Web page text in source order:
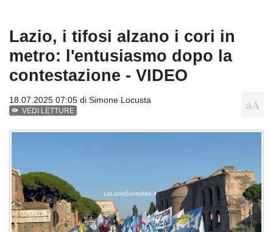
Lazio, i tifosi alzano i cori in
metro: l'entusiasmo dopo la
contestazione - VIDEO
18.07.2025 07:05 di Simone Locusta
VEDI LETTURE